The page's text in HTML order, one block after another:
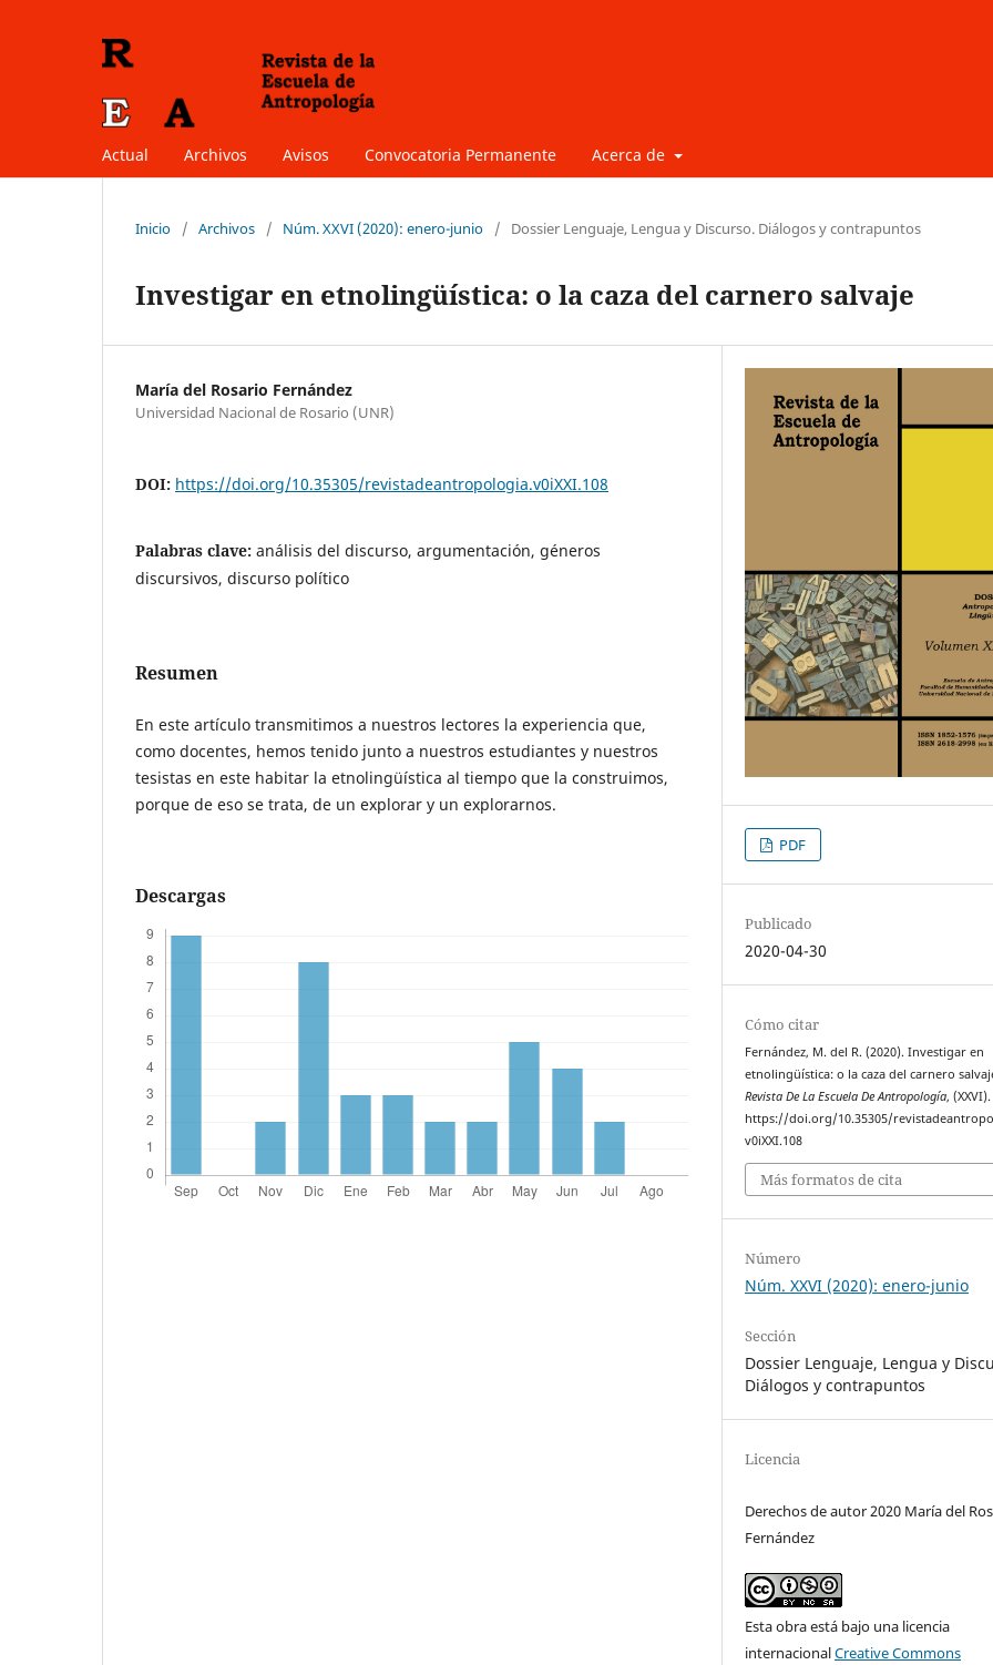
Actual Archivos Avisos Convocatoria Permanente Acerca de
Inicio / Archivos / Núm. XXVI (2020): enero-junio / Dossier Lenguaje, Lengua y Discurso. Diálogos y contrapuntos
Investigar en etnolingüística: o la caza del carnero salvaje
María del Rosario Fernández
Universidad Nacional de Rosario (UNR)
DOI: https://doi.org/10.35305/revistadeantropologia.v0iXXI.108
Palabras clave: análisis del discurso, argumentación, géneros
discursivos, discurso político
Resumen
En este artículo transmitimos a nuestros lectores la experiencia que,
como docentes, hemos tenido junto a nuestros estudiantes y nuestros
tesistas en este habitar la etnolingüística al tiempo que la construimos,
porque de eso se trata, de un explorar y un explorarnos.
Descargas
PDF
Publicado
2020-04-30
Cómo citar
Fernández, M. del R. (2020). Investigar en
etnolingüística: o la caza del carnero
Revista De La Escuela De Antropología, (XXVI).
https://doi.org/10.35305/
v0iXXI.108
Más formatos de cita
Número
Núm. XXVI (2020): enero-junio
Sección
Dossier Lenguaje, Lengua y
Diálogos y contrapuntos
Licencia
Derechos de autor 2020 María del
Fernández
Esta obra está bajo una licencia
internacionalCreative Commons